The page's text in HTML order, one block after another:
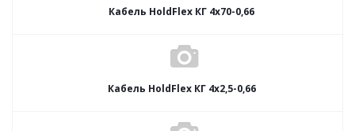
Кабель HoldFlex КГ 4x70-0,66
Кабель HoldFlex КГ 4x2,5-0,66